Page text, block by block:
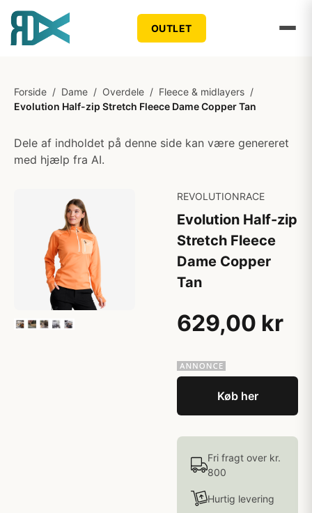
OUTLET
Forside / Dame / Overdele / Fleece & midlayers /
Evolution Half-zip Stretch Fleece Dame Copper Tan
Dele af indholdet på denne side kan være genereret
med hjælp fra AI.
REVOLUTIONRACE
Evolution Half-zip
Stretch Fleece
Dame Copper
Tan
629,00 kr
Køb her
Fri fragt over kr.
800
Hurtig levering